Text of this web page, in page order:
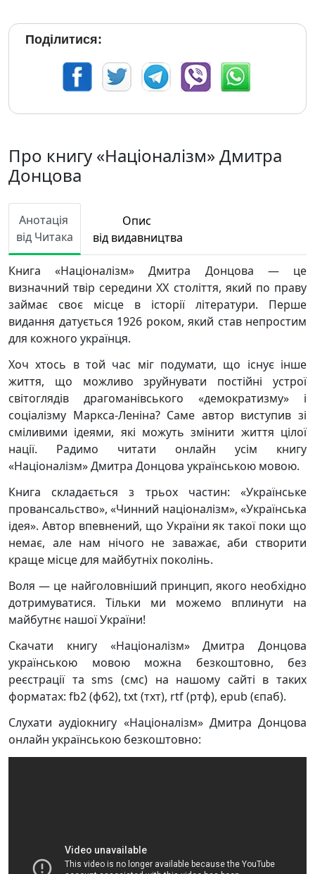
Поділитися:
Про книгу «Націоналізм» Дмитра
Донцова
Анотація
від Читака
Опис
від видавництва
Книга «Націоналізм» Дмитра Донцова — це
визначний твір середини ХХ століття, який по праву
займає своє місце в історії літератури. Перше
видання датується 1926 роком, який став непростим
для кожного українця.
Хоч хтось в той час міг подумати, що існує інше
життя, що можливо зруйнувати постійні устрої
світоглядів драгоманівського «демократизму» і
соціалізму Маркса-Леніна? Саме автор виступив зі
сміливими ідеями, які можуть змінити життя цілої
нації. Радимо читати онлайн усім книгу
«Націоналізм» Дмитра Донцова українською мовою.
Книга складається з трьох частин: «Українське
провансальство», «Чинний націоналізм», «Українська
ідея». Автор впевнений, що України як такої поки що
немає, але нам нічого не заважає, аби створити
краще місце для майбутніх поколінь.
Воля — це найголовніший принцип, якого необхідно
дотримуватися. Тільки ми можемо вплинути на
майбутнє нашої України!
Скачати книгу «Націоналізм» Дмитра Донцова
українською мовою можна безкоштовно, без
реєстрації та sms (смс) на нашому сайті в таких
форматах: fb2 (фб2), txt (тхт), rtf (ртф), epub (єпаб).
Слухати аудіокнигу «Націоналізм» Дмитра Донцова
онлайн українською безкоштовно: